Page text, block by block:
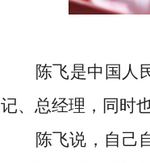
陈飞是中国人
记、总经理，同时
陈飞说，自己